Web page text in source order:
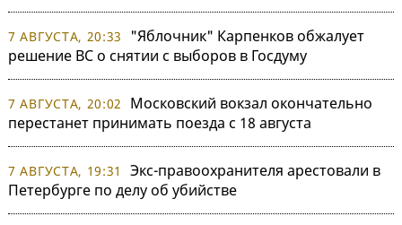
7 АВГУСТА, 20:33
"Яблочник" Карпенков обжалует
решение ВС о снятии с выборов в Госдуму
7 АВГУСТА, 20:02
Московский вокзал окончательно
перестанет принимать поезда с 18 августа
7 АВГУСТА, 19:31
Экс-правоохранителя арестовали в
Петербурге по делу об убийстве